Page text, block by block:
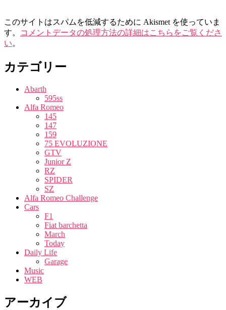
このサイトはスパムを低減するために Akismet を使っていま
す。
コメントデータの処理方法の詳細はこちらをご覧くださ
い。
カテゴリー
Abarth
595ss
Alfa Romeo
145
147
159
75 EVOLUZIONE
GTV
Junior Z
RZ
SPIDER
SZ
Alfa Romeo Challenge
Cars
F1
Fiat barchetta
March
Today
Daily Life
Garage
Music
WEB
アーカイブ